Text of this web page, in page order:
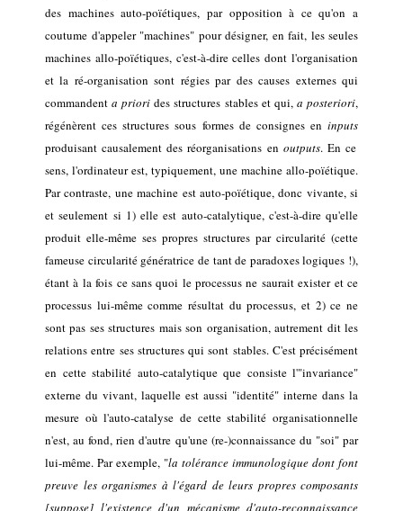
des machines auto-poïétiques, par opposition à ce qu'on a
coutume d'appeler "machines" pour désigner, en fait, les seules
machines allo-poïétiques, c'est-à-dire celles dont l'organisation
et la ré-organisation sont régies par descauses externesqui
commandent a priorides structures stables et qui, a posteriori,
régénèrent ces structures sous formes de consignes en inputs
produisant causalement desréorganisations en outputs. En ce
sens, l'ordinateur est, typiquement, une machine allo-poïétique.
Par contraste, une machine est auto-poïétique, donc vivante, si
etseulement si 1) elle est auto-catalytique, c'est-à-dire qu'elle
produit elle-même ses propres structures par circularité (cette
fameuse circularité génératrice de tant de paradoxes logiques !),
étant à la fois ce sans quoi le processus ne saurait exister et ce
processus lui-même comme résultat du processus, et 2)ce ne
sont pas ses structures mais son organisation, autrement dit les
relations entre ses structures qui sont stables. C'est précisément
en cette stabilité auto-catalytique que consiste l'"invariance"
externe du vivant, laquelle est aussi "identité" interne dans la
mesure où l'auto-catalyse de cettestabilité organisationnelle
n'est, au fond, rien d'autre qu'une (re-)connaissance du "soi"par
lui-même. Par exemple, "la tolérance immunologique dont font
preuve les organismes à l'égard de leurs propres composants
[suppose] l'existence d'un mécanisme d'auto-reconnaissance